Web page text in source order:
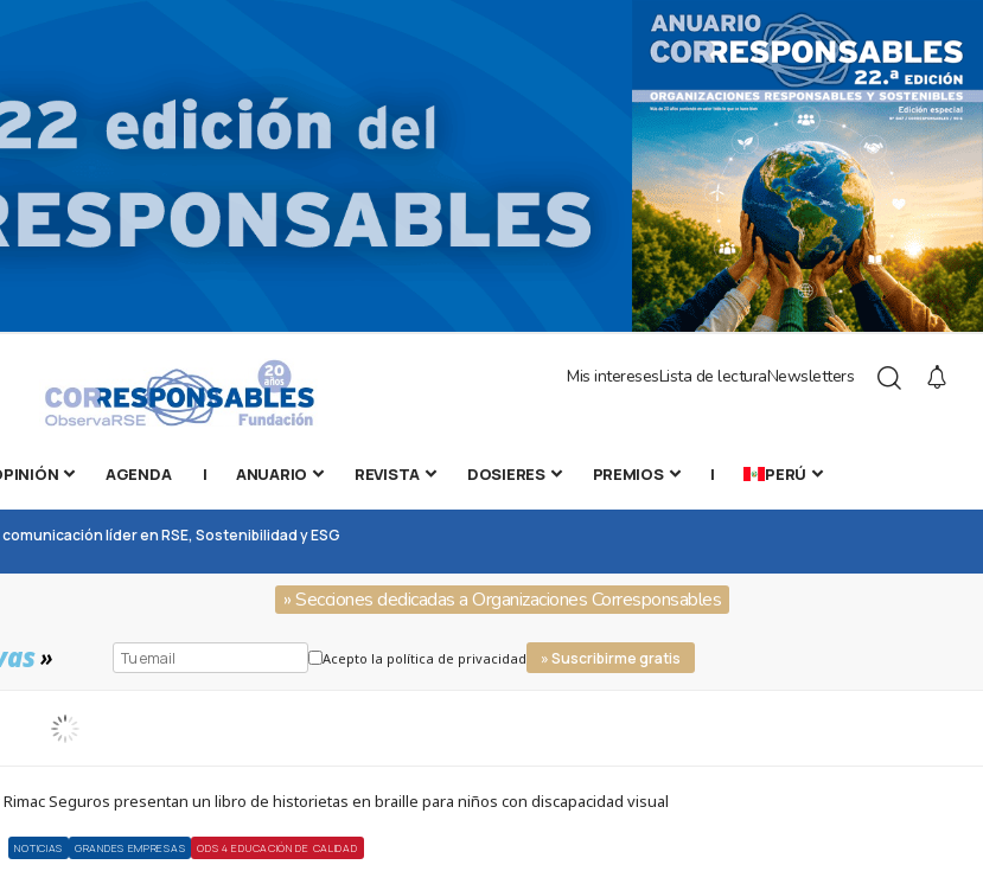
Mis interesesLista de lecturaNewsletters
AGENDA | ANUARIO REVISTA DOSIERES PREMIOS | PERÚ
líder en RSE, Sostenibilidad y ESG
» Secciones dedicadas a Organizaciones Corresponsables
» Acepto la política de privacidad » Suscribirme gratis
Seguros presentan un libro de historietas en braille para niños con discapacidad visual
NOTICIAS GRANDES EMPRESAS ODS 4 EDUCACIÓN DE CALIDAD